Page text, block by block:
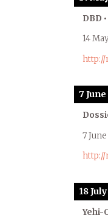
DBD
14
7
7
18
Yehi-